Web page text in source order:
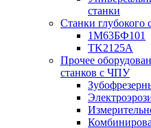
станки
Станки глубокого
1М63БФ101
TK2125A
Прочее
станков с ЧПУ